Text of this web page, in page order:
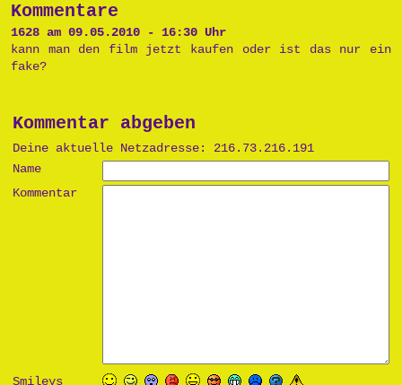
Kommentare
1628 am 09.05.2010 - 16:30 Uhr
kann man den film jetzt kaufen oder ist das nur ein
fake?
Kommentar abgeben
Deine aktuelle Netzadresse: 216.73.216.191
Name
Kommentar
Smileys